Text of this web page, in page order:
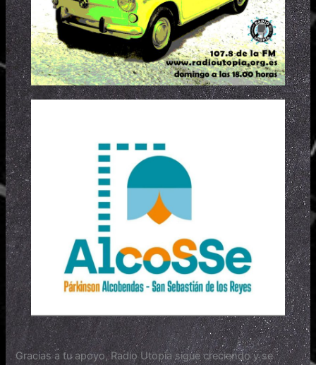
Gracias a tu apoyo, Radio Utopía sigue creciendo y se